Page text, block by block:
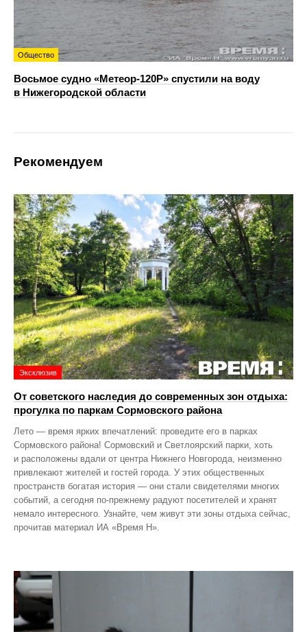
Общество
Восьмое судно «Метеор-120Р» спустили на воду
в Нижегородской области
Рекомендуем
Эксклюзив
От советского наследия до современных зон отдыха:
прогулка по паркам Сормовского района
Лето — время ярких впечатлений: проведите его в парках
Сормовского района! Сормовский и Светлоярский парки, хоть
и расположены вдали от центра Нижнего Новгорода, неизменно
привлекают жителей и гостей города. У этих общественных
пространств богатая история — они стали свидетелями многих
событий, а сегодня по‑прежнему радуют посетителей и хранят
немало интересного. Узнайте, чем живут эти зоны отдыха сейчас,
прочитав материал ИА «Время Н».